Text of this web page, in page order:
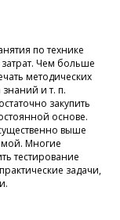
по технике
Чем больше
методических
и т. п.
закупить
основе.
выше
Многие
тестирование
задачи,